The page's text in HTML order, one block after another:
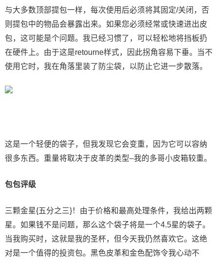
与大多数顶部提包一样，每次使用后必须将其固定/关闭，否
则提包中的物品会暴露出来。如果您必须经常或快速进出皮
包，这可能是个问题。我已经习惯了，可以轻松地将挡板扔
在硬件上。由于这是retourne样式，因此拐角容易下垂。当不
使用它时，我在角落里装了防尘袋，以防止它进一步散落。
这是一个轻便的袋子，但我发现它会变重，因为它可以容纳
很多东西。重量将取决于皮革的类型–我的多哥小皮箱较重。
包包评级
三颗金星{五分之三}！由于价格和最高处理条件，我给出两颗
星。如果钱不是问题，那么这个袋子将是一个4.5星的袋子。
当我购买时，这就是我的圣杯，但今天我仍然喜欢它。这绝
对是一个值得的投资包。黑色皮革和金色配饰令我心动不